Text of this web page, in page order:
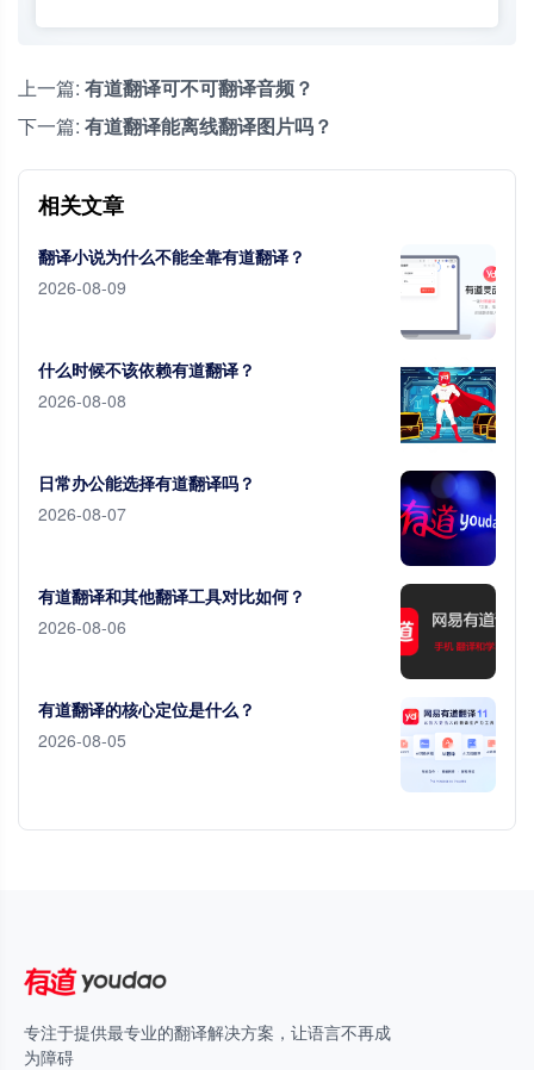
上一篇: 有道翻译可不可翻译音频？
下一篇: 有道翻译能离线翻译图片吗？
相关文章
翻译小说为什么不能全靠有道翻译？
2026-08-09
什么时候不该依赖有道翻译？
2026-08-08
日常办公能选择有道翻译吗？
2026-08-07
有道翻译和其他翻译工具对比如何？
2026-08-06
有道翻译的核心定位是什么？
2026-08-05
专注于提供最专业的翻译解决方案，让语言不再成
为障碍